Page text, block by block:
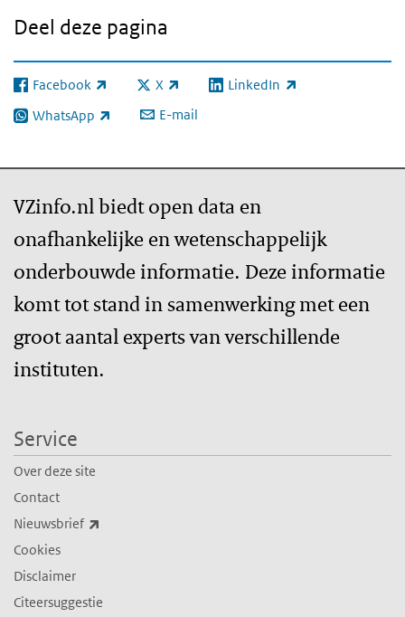
Deel deze pagina
Facebook
(externe link) X
(externe link) LinkedIn
(externe link)
WhatsApp
(externe link) E-mail
VZinfo.nl biedt open data en
onafhankelijke en wetenschappelijk
onderbouwde informatie. Deze informatie
komt tot stand in samenwerking met een
groot aantal experts van verschillende
instituten.
Service
Over deze site
Contact
Nieuwsbrief
Cookies
Disclaimer
Citeersuggestie